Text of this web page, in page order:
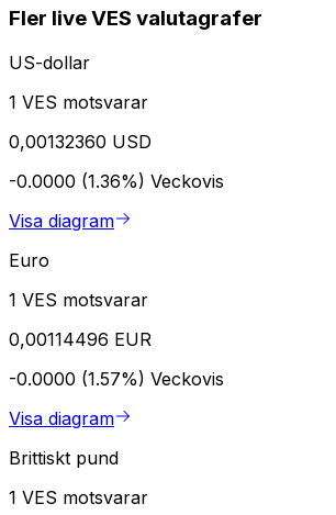
Fler live VES valutagrafer
US-dollar
1 VES motsvarar
0,00132360 USD
-0.0000 (1.36%) Veckovis
Visa diagram
Euro
1 VES motsvarar
0,00114496 EUR
-0.0000 (1.57%) Veckovis
Visa diagram
Brittiskt pund
1 VES motsvarar